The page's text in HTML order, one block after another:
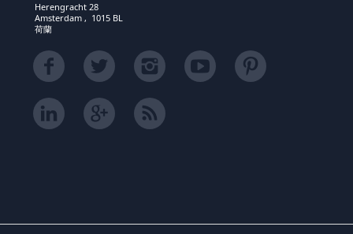
Herengracht 28
Amsterdam , 1015 BL
荷蘭